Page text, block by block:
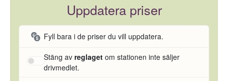
Uppdatera priser
Fyll bara i de priser du vill uppdatera.
Stäng av reglaget om stationen inte säljer
drivmedlet.